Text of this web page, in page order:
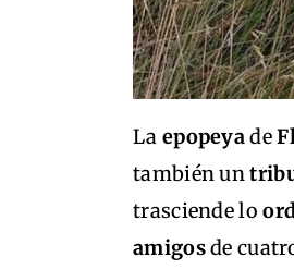
La epopeyade
también un
trasciende lo
amigosde